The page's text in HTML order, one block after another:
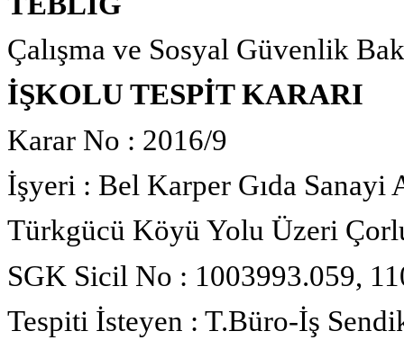
Çalışma ve Sosyal Güvenlik
İŞKOLU TESPİT KARARI
Karar No : 2016/9
İşyeri : Bel Karper Gıda Sanayi
Türkgücü Köyü Yolu Üzeri
SGK Sicil No : 1003993.059,
Tespiti İsteyen : T.Büro-İş